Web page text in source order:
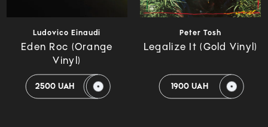
Ludovico Einaudi
Eden Roc (Orange
Vinyl)
2500 UAH
Peter Tosh
Legalize It (Gold Vinyl)
1900 UAH